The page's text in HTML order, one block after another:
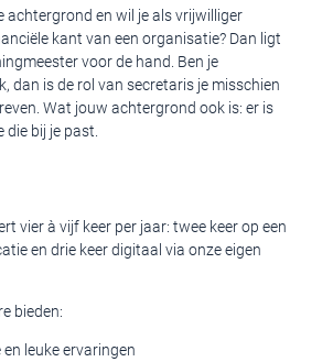
achtergrond en wil je als vrijwilliger
kant van een organisatie? Dan ligt
voor de hand. Ben je
dan is de rol van secretaris je misschien
Wat jouw achtergrond ook is: er is
bij je past.
vier à vijf keer per jaar: twee keer op een
en drie keer digitaal via onze eigen
bieden:
leuke ervaringen